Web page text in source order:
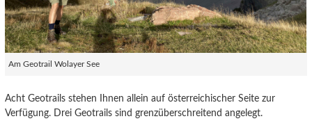
Am Geotrail Wolayer See
Acht Geotrails stehen Ihnen allein auf österreichischer Seite zur
Verfügung. Drei Geotrails sind grenzüberschreitend angelegt.